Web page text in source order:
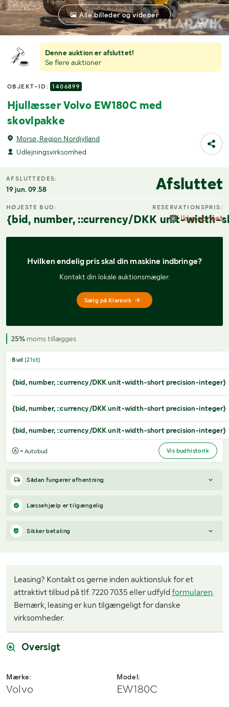
Denne auktion er afsluttet!
Se flere auktioner
OBJEKT-ID: 1406899
Hjullæsser Volvo EW180C med
skovlpakke
Morsø, Region Nordjylland
Udlejningsvirksomhed
Alle billeder og videoer
AFSLUTTEDES:
19 jun. 09.58 Afsluttet
HØJESTE BUD:
{bid, number, ::currency/DKK unit-width-
RESERVATIONSPRIS:
Ikke opnået
Hvilken endelig pris skal din maskine indbringe?
Kontakt din lokale auktionsmægler.
Sælg på Klaravik
25% moms tillægges
Bud (21st)
{bid, number, ::currency/DKK unit-width-short precision-integer}
{bid, number, ::currency/DKK unit-width-short precision-integer}
{bid, number, ::currency/DKK unit-width-short precision-integer}
= Autobud Vis budhistorik
Sådan fungerer afhentning
Varen forbliver hos sælgeren, indtil køberen har betalt for
varen. Når betalingen er modtaget, får køberen adgang til
sælgers kontaktoplysninger og kan aftale afhentning (inden for
12 dage efter auktionens afslutning).
Læssehjælp er tilgængelig
Sikker betaling
Leasing? Kontakt os gerne inden auktionsluk for et
attraktivt tilbud på tlf. 7220 7035 eller udfyldformularen.
Bemærk, leasing er kun tilgængeligt for danske
virksomheder.
Oversigt
Mærke:
Volvo
Model:
EW180C